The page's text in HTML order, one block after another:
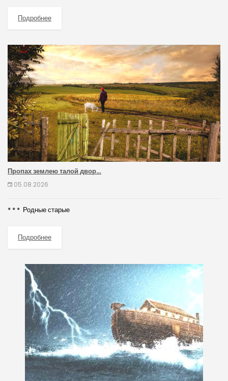
Подробнее
Пропах землею талой двор…
05.08.2026
* * * Родные старые
Подробнее